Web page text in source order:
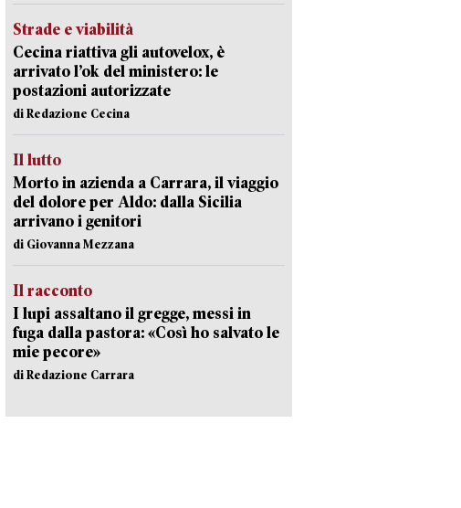
Strade e viabilità
Cecina riattiva gli autovelox, è
arrivato l’ok del ministero: le
postazioni autorizzate
di Redazione Cecina
Il lutto
Morto in azienda a Carrara, il viaggio
del dolore per Aldo: dalla Sicilia
arrivano i genitori
di Giovanna Mezzana
Il racconto
I lupi assaltano il gregge, messi in
fuga dalla pastora: «Così ho salvato le
mie pecore»
di Redazione Carrara